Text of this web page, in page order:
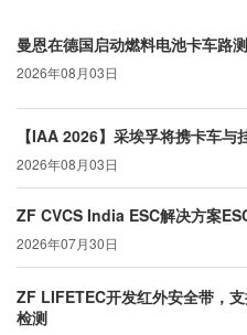
曼恩在德国启动燃料电池卡车路测
2026年08月03日
【IAA 2026】采埃孚将携卡车
2026年08月03日
ZF CVCS India ESC解决方案
2026年07月30日
ZF LIFETEC开发红外安全带，
检测